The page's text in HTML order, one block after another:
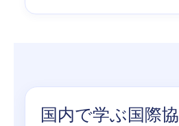
国内で学ぶ国際